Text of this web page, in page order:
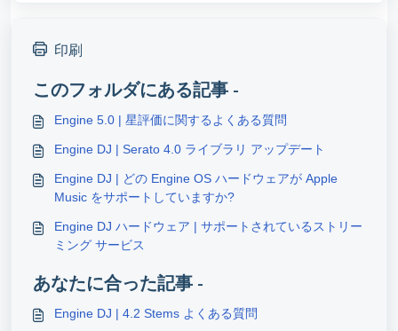
印刷
このフォルダにある記事 -
Engine 5.0 | 星評価に関するよくある質問
Engine DJ | Serato 4.0 ライブラリ アップデート
Engine DJ | どの Engine OS ハードウェアが Apple
Music をサポートしていますか?
Engine DJ ハードウェア | サポートされているストリー
ミング サービス
あなたに合った記事 -
Engine DJ | 4.2 Stems よくある質問